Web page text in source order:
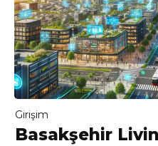
Girişim
Basakşehir